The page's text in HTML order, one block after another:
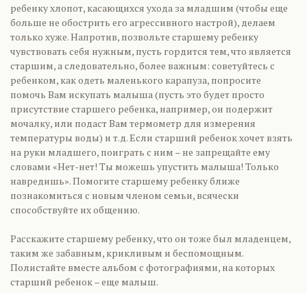
ребенку хлопот, касающихся ухода за младшим (чтобы еще
больше не обострить его агрессивного настрой), делаем
только хуже. Напротив, позвольте старшему ребенку
чувствовать себя нужным, пусть гордится тем, что является
старшим, а следовательно, более важным: советуйтесь с
ребенком, как одеть маленького карапуза, попросите
помочь Вам искупать малыша (пусть это будет просто
присутствие старшего ребенка, например, он подержит
мочалку, или подаст Вам термометр для измерения
температуры воды) и т.д. Если старший ребенок хочет взять
на руки младшего, поиграть с ним – не запрещайте ему
словами «Нет-нет! Ты можешь упустить малыша! Только
навредишь». Помогите старшему ребенку ближе
познакомиться с новым членом семьи, всячески
способствуйте их общению.
Расскажите старшему ребенку, что он тоже был младенцем,
таким же забавным, крикливым и беспомощным.
Полистайте вместе альбом с фотографиями, на которых
старший ребенок – еще малыш.